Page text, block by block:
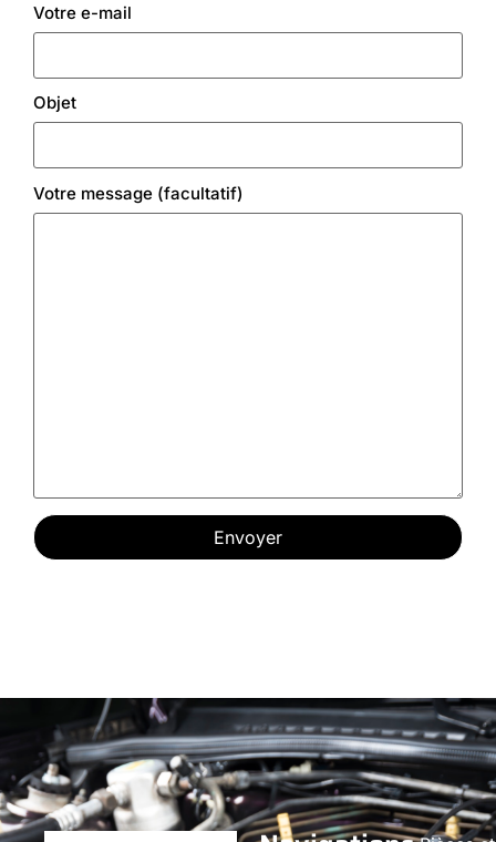
Votre e-mail
Objet
Votre message (facultatif)